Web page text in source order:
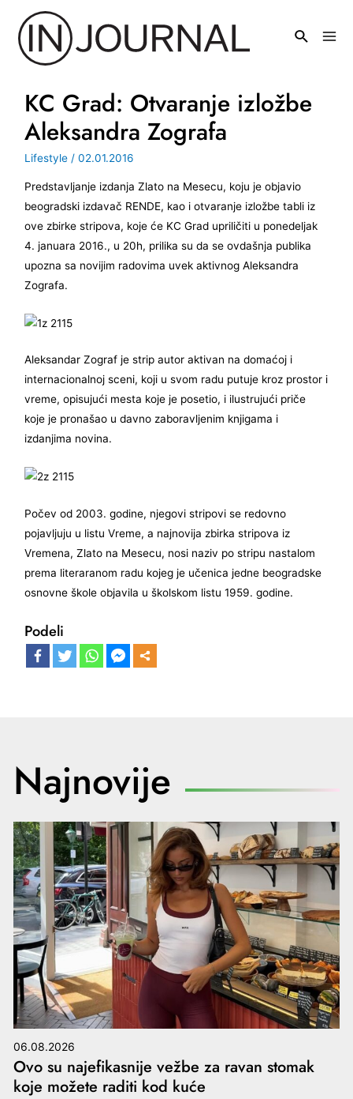
sadržaj
KC Grad: Otvaranje izložbe
Aleksandra Zografa
Lifestyle /02.01.2016
Predstavljanje izdanja Zlato na Mesecu, koju je objavio
beogradski izdavač RENDE, kao i otvaranje izložbe tabli iz
ove zbirke stripova, koje će KC Grad upriličiti u ponedeljak
4. januara 2016., u 20h, prilika su da se ovdašnja publika
upozna sa novijim radovima uvek aktivnog Aleksandra
Zografa.
Aleksandar Zograf je strip autor aktivan na domaćoj i
internacionalnoj sceni, koji u svom radu putuje kroz prostor i
vreme, opisujući mesta koje je posetio, i ilustrujući priče
koje je pronašao u davno zaboravljenim knjigama i
izdanjima novina.
Počev od 2003. godine, njegovi stripovi se redovno
pojavljuju u listu Vreme, a najnovija zbirka stripova iz
Vremena, Zlato na Mesecu, nosi naziv po stripu nastalom
prema literaranom radu kojeg je učenica jedne beogradske
osnovne škole objavila u školskom listu 1959. godine.
Podeli
Najnovije
06.08.2026
Ovo su najefikasnije vežbe za ravan stomak
koje možete raditi kod kuće